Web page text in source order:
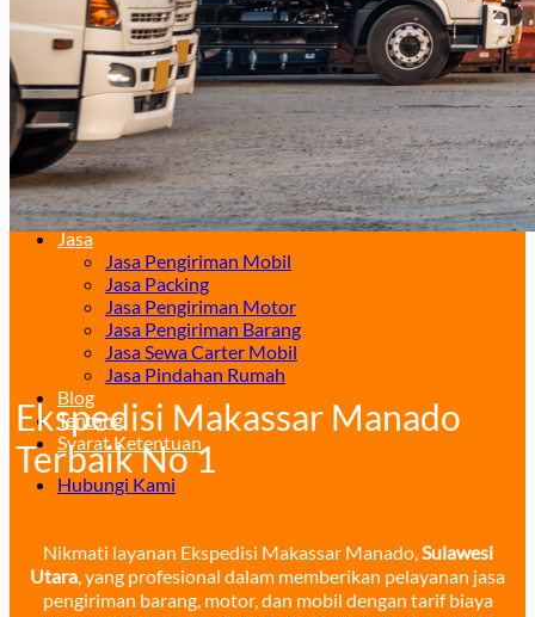
Surabaya – Tarakan
Surabaya – Malinau
Surabaya – Bontang
Surabaya – Gorontalo
Surabaya – Kendari
Surabaya – Samarinda
Surabaya – Balikpapan
Surabaya – Manado
Surabaya – Palu
Surabaya – Makassar
Jasa
Jasa Pengiriman Mobil
Jasa Packing
Jasa Pengiriman Motor
Jasa Pengiriman Barang
Jasa Sewa Carter Mobil
Jasa Pindahan Rumah
Blog
Tentang
Syarat Ketentuan
Hubungi Kami
Ekspedisi Makassar Manado
Terbaik No 1
Nikmati layanan Ekspedisi Makassar Manado,Sulawesi
Utara, yang profesional dalam memberikan pelayanan jasa
pengiriman barang, motor, dan mobil dengan tarif biaya